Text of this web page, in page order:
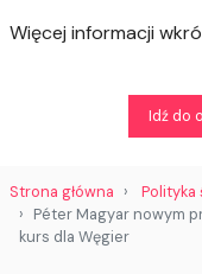
Więcej informacji
Idź do
Strona główna
Polityka
Péter Magyar nowym
kurs dla Węgier